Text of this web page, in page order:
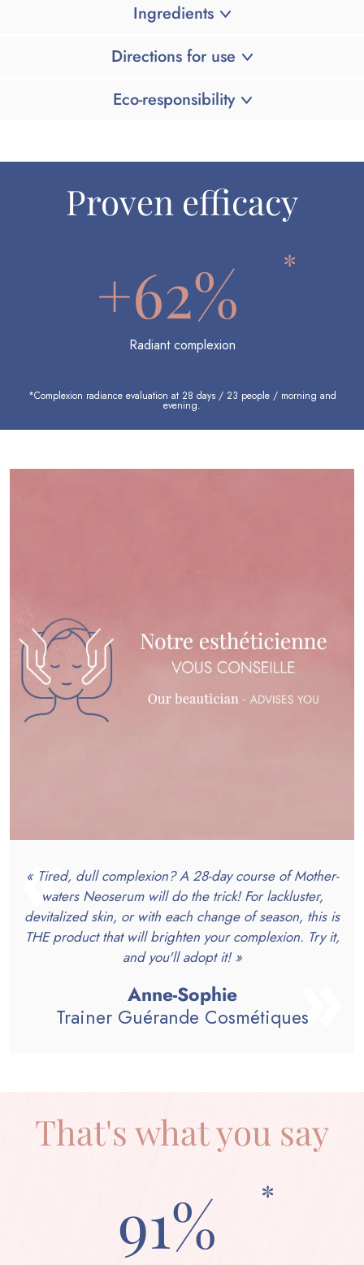
Ingredients
Directions for use
Eco-responsibility
Proven efficacy
+62% *
Radiant complexion
*Complexion radiance evaluation at 28 days / 23 people / morning and
evening.
« Tired, dull complexion? A 28-day course of Mother-
waters Neoserum will do the trick! For lackluster,
devitalized skin, or with each change of season, this is
THE product that will brighten your complexion. Try it,
and you'll adopt it! »
Anne-Sophie
Trainer Guérande Cosmétiques
That's what you say
91% *